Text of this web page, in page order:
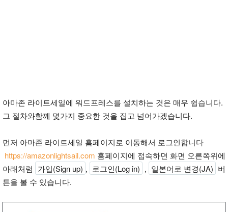
아마존 라이트세일에 워드프레스를 설치하는 것은 매우 쉽습니다.
그 절차와함께 몇가지 중요한 것을 집고 넘어가겠습니다.
먼저 아마존 라이트세일 홈페이지로 이동해서 로그인합니다
https://amazonlightsail.com 홈페이지에 접속하면 화면 오른쪽위에
아래처럼 가입(Sign up) , 로그인(Log in) , 일본어로 변경(JA) 버
튼을 볼 수 있습니다.